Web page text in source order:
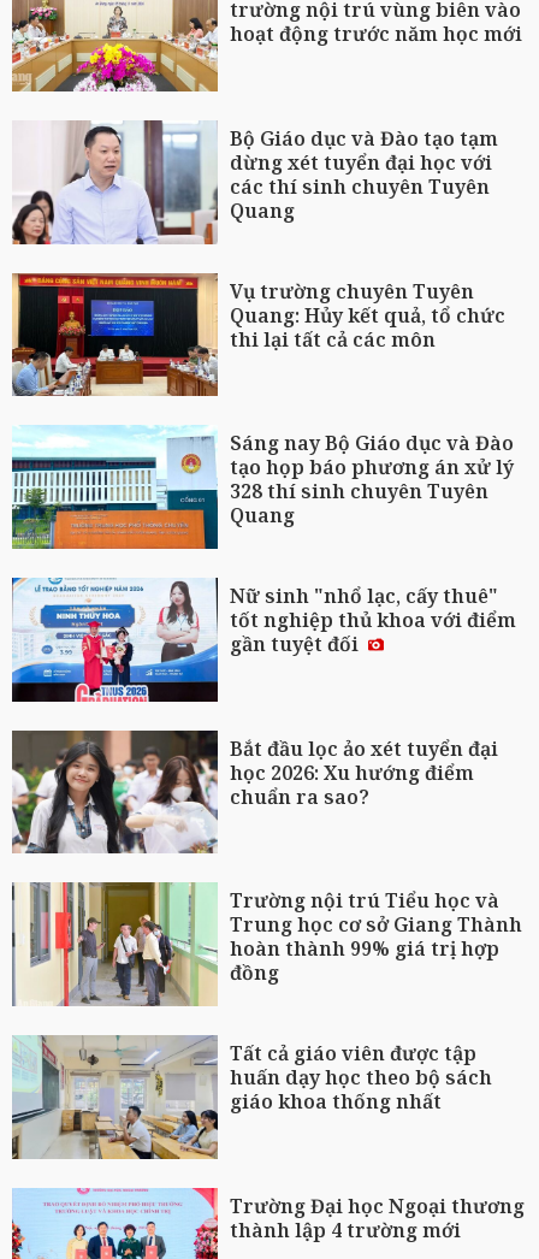
trường nội trú vùng biên vào
hoạt động trước năm học mới
Bộ Giáo dục và Đào tạo tạm
dừng xét tuyển đại học với
các thí sinh chuyên Tuyên
Quang
Vụ trường chuyên Tuyên
Quang: Hủy kết quả, tổ chức
thi lại tất cả các môn
Sáng nay Bộ Giáo dục và Đào
tạo họp báo phương án xử lý
328 thí sinh chuyên Tuyên
Quang
Nữ sinh "nhổ lạc, cấy thuê"
tốt nghiệp thủ khoa với điểm
gần tuyệt đối
Bắt đầu lọc ảo xét tuyển đại
học 2026: Xu hướng điểm
chuẩn ra sao?
Trường nội trú Tiểu học và
Trung học cơ sở Giang Thành
hoàn thành 99% giá trị hợp
đồng
Tất cả giáo viên được tập
huấn dạy học theo bộ sách
giáo khoa thống nhất
Trường Đại học Ngoại thương
thành lập 4 trường mới